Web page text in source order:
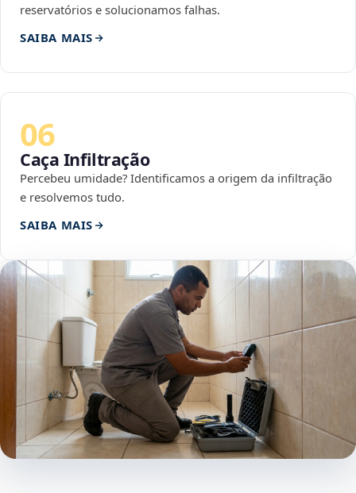
reservatórios e solucionamos falhas.
SAIBA MAIS
06
Caça Infiltração
Percebeu umidade? Identificamos a origem da infiltração
e resolvemos tudo.
SAIBA MAIS